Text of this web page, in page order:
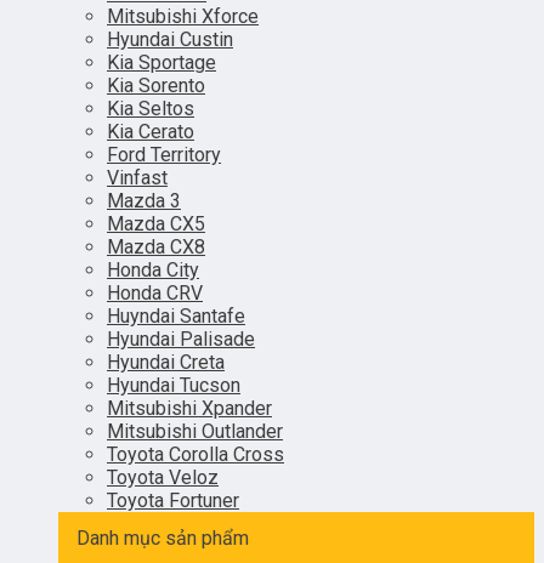
Mitsubishi Xforce
Hyundai Custin
Kia Sportage
Kia Sorento
Kia Seltos
Kia Cerato
Ford Territory
Vinfast
Mazda 3
Mazda CX5
Mazda CX8
Honda City
Honda CRV
Huyndai Santafe
Hyundai Palisade
Hyundai Creta
Hyundai Tucson
Mitsubishi Xpander
Mitsubishi Outlander
Toyota Corolla Cross
Toyota Veloz
Toyota Fortuner
Danh mục sản phẩm